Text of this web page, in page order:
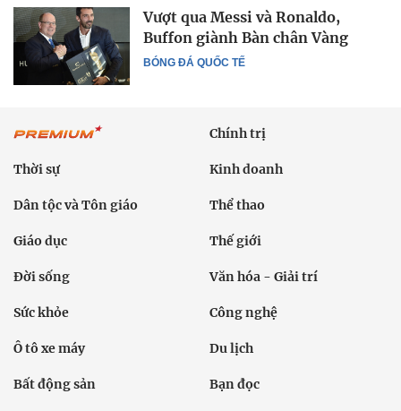
BÓNG ĐÁ QUỐC TẾ
Vượt qua Messi và Ronaldo,
Buffon giành Bàn chân Vàng
Chính trị
Thời sự Kinh doanh
Dân tộc và Tôn giáo Thể thao
Giáo dục Thế giới
Đời sống Văn hóa - Giải trí
Sức khỏe Công nghệ
Ô tô xe máy Du lịch
Bất động sản Bạn đọc